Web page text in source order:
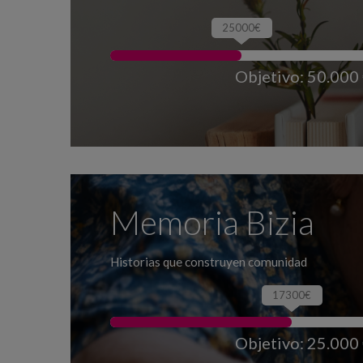
25000€
Objetivo: 50.000
Memoria Bizia
Historias que construyen comunidad
17300€
Objetivo: 25.000